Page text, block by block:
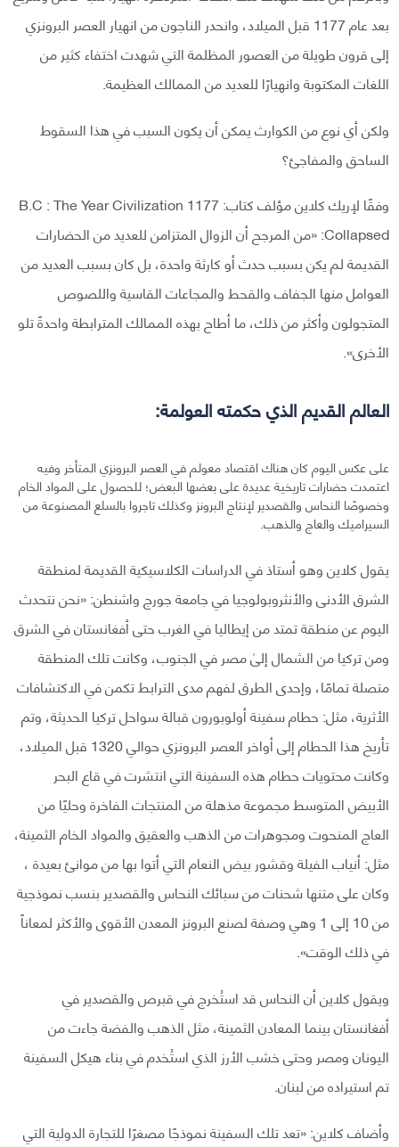
بعد عام 1177 قبل الميلاد، وانحدر الناجون من انهيار العصر البرونزي
إلى قرون طويلة من العصور المظلمة التي شهدت اختفاء كثير من
اللغات المكتوبة وانهيارًا للعديد من الممالك العظيمة.
ولكن أي نوع من الكوارث يمكن أن يكون السبب في هذا السقوط
الساحق والمفاجئ؟
وفقًا لإريك كلاين مؤلف كتاب: 1177 B.C : The Year Civilization
Collapsed: «من المرجح أن الزوال المتزامن للعديد من الحضارات
القديمة لم يكن بسبب حدث أو كارثة واحدة، بل كان بسبب العديد من
العوامل منها الجفاف والقحط والمجاعات القاسية واللصوص
المتجولون وأكثر من ذلك، ما أطاح بهذه الممالك المترابطة واحدةً تلو
الأخرى».
العالم القديم الذي حكمته العولمة:
على عكس اليوم كان هناك اقتصاد معولم في العصر البرونزي المتأخر وفيه
اعتمدت حضارات تاريخية عديدة على بعضها البعض؛ للحصول على المواد الخام
وخصوصًا النحاس والقصدير لإنتاج البرونز وكذلك تاجروا بالسلع المصنوعة من
السيراميك والعاج والذهب.
يقول كلاين وهو أستاذ في الدراسات الكلاسيكية القديمة لمنطقة
الشرق الأدنى والأنثروبولوجيا في جامعة جورج واشنطن: «نحن نتحدث
اليوم عن منطقة تمتد من إيطاليا في الغرب حتى أفغانستان في الشرق
ومن تركيا من الشمال إلىٰ مصر في الجنوب، وكانت تلك المنطقة
متصلة تمامًا، وإحدى الطرق لفهم مدى الترابط تكمن في الاكتشافات
الأثرية، مثل: حطام سفينة أولوبورون قبالة سواحل تركيا الحديثة، وتم
تأريخ هذا الحطام إلى أواخر العصر البرونزي حوالي 1320 قبل الميلاد،
وكانت محتويات حطام هذه السفينة التي انتشرت في قاع البحر
الأبيض المتوسط مجموعة مذهلة من المنتجات الفاخرة وحليًا من
العاج المنحوت ومجوهرات من الذهب والعقيق والمواد الخام الثمينة،
مثل: أنياب الفيلة وقشور بيض النعام التي أتوا بها من موانئ بعيدة ،
وكان على متنها شحنات من سبائك النحاس والقصدير بنسب نموذجية
من 10 إلى 1 وهي وصفة لصنع البرونز المعدن الأقوى والأكثر لمعاناً
في ذلك الوقت».
ويقول كلاين أن النحاس قد استُخرج في قبرص والقصدير في
أفغانستان بينما المعادن الثمينة، مثل الذهب والفضة جاءت من
اليونان ومصر وحتى خشب الأرز الذي استُخدم في بناء هيكل السفينة
تم استيراده من لبنان.
وأضاف كلاين: «تعد تلك السفينة نموذجًا مصغرًا للتجارة الدولية التي